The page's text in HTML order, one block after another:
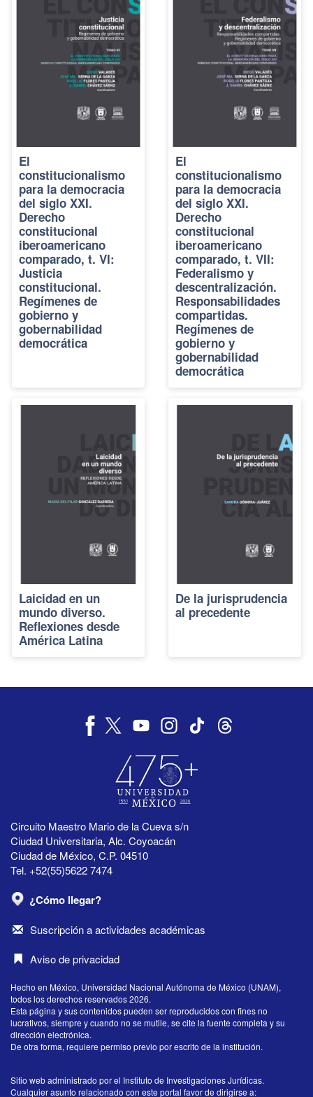
El
constitucionalismo
para la democracia
del siglo XXI.
Derecho
constitucional
iberoamericano
comparado, t. VI:
Justicia
constitucional.
Regímenes de
gobierno y
gobernabilidad
democrática
El
constitucionalismo
para la democracia
del siglo XXI.
Derecho
constitucional
iberoamericano
comparado, t. VII:
Federalismo y
descentralización.
Responsabilidades
compartidas.
Regímenes de
gobierno y
gobernabilidad
democrática
Laicidad en un
mundo diverso.
Reflexiones desde
América Latina
De la jurisprudencia
al precedente
Circuito Maestro Mario de la Cueva s/n
Ciudad Universitaria, Alc. Coyoacán
Ciudad de México, C.P. 04510
Tel. +52(55)5622 7474
¿Cómo llegar?
Suscripción a actividades académicas
Aviso de privacidad
Hecho en México, Universidad Nacional Autónoma de México (UNAM),
todos los derechos reservados 2026.
Esta página y sus contenidos pueden ser reproducidos con fines no
lucrativos, siempre y cuando no se mutile, se cite la fuente completa y su
dirección electrónica.
De otra forma, requiere permiso previo por escrito de la institución.
Sitio web administrado por el Instituto de Investigaciones Jurídicas.
Cualquier asunto relacionado con este portal favor de dirigirse a: